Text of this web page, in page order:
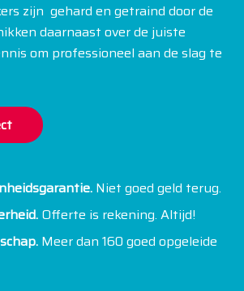
zijn gehard en getraind door de
daarnaast over de juiste
om professioneel aan de slag te
Niet goed geld terug.
Offerte is rekening. Altijd!
Meer dan 160 goed opgeleide